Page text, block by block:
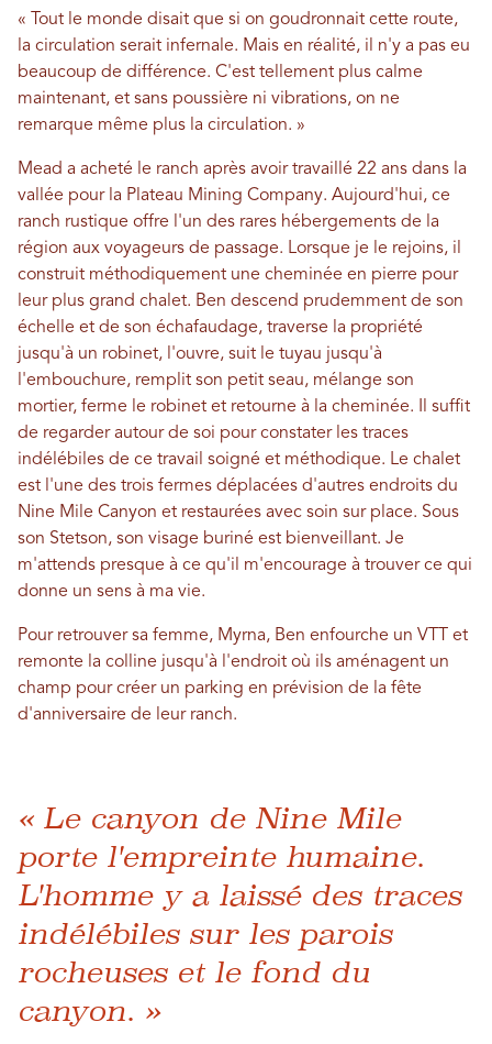
« Tout le monde disait que si on goudronnait cette route,
la circulation serait infernale. Mais en réalité, il n'y a pas eu
beaucoup de différence. C'est tellement plus calme
maintenant, et sans poussière ni vibrations, on ne
remarque même plus la circulation. »
Mead a acheté le ranch après avoir travaillé 22 ans dans la
vallée pour la Plateau Mining Company. Aujourd'hui, ce
ranch rustique offre l'un des rares hébergements de la
région aux voyageurs de passage. Lorsque je le rejoins, il
construit méthodiquement une cheminée en pierre pour
leur plus grand chalet. Ben descend prudemment de son
échelle et de son échafaudage, traverse la propriété
jusqu'à un robinet, l'ouvre, suit le tuyau jusqu'à
l'embouchure, remplit son petit seau, mélange son
mortier, ferme le robinet et retourne à la cheminée. Il suffit
de regarder autour de soi pour constater les traces
indélébiles de ce travail soigné et méthodique. Le chalet
est l'une des trois fermes déplacées d'autres endroits du
Nine Mile Canyon et restaurées avec soin sur place. Sous
son Stetson, son visage buriné est bienveillant. Je
m'attends presque à ce qu'il m'encourage à trouver ce qui
donne un sens à ma vie.
Pour retrouver sa femme, Myrna, Ben enfourche un VTT et
remonte la colline jusqu'à l'endroit où ils aménagent un
champ pour créer un parking en prévision de la fête
d'anniversaire de leur ranch.
« Le canyon de Nine Mile
porte l'empreinte humaine.
L'homme y a laissé des traces
indélébiles sur les parois
rocheuses et le fond du
canyon. »